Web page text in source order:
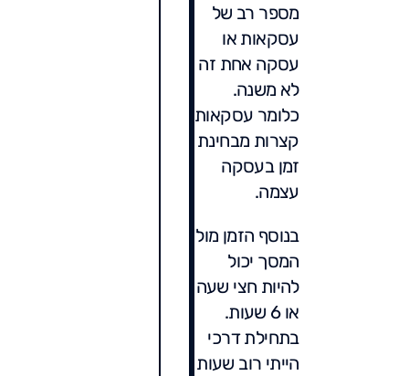
מספר רב של
עסקאות או
עסקה אחת זה
לא משנה.
כלומר עסקאות
קצרות מבחינת
זמן בעסקה
עצמה.
בנוסף הזמן מול
המסך יכול
להיות חצי שעה
או 6 שעות.
בתחילת דרכי
הייתי רוב שעות